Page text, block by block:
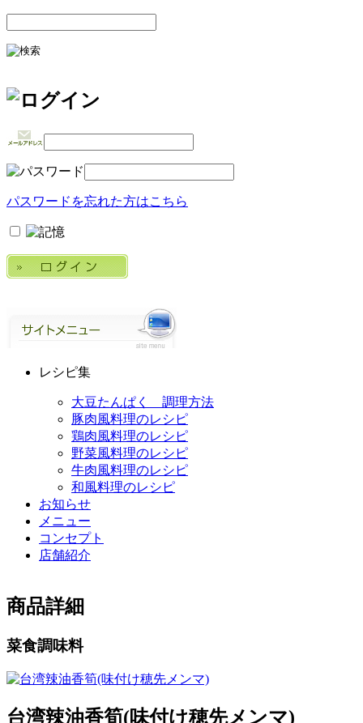
パスワードを忘れた方はこちら
レシピ集
大豆たんぱく 調理方法
豚肉風料理のレシピ
鶏肉風料理のレシピ
野菜風料理のレシピ
牛肉風料理のレシピ
和風料理のレシピ
お知らせ
メニュー
コンセプト
店舗紹介
商品詳細
菜食調味料
台湾辣油香筍(味付け穂先メンマ)